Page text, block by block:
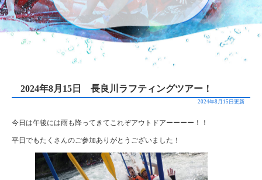
2024年8月15日 長良川ラフティングツアー！
2024年8月15日更新
今日は午後には雨も降ってきてこれぞアウトドアーーーー！！
平日でもたくさんのご参加ありがとうございました！